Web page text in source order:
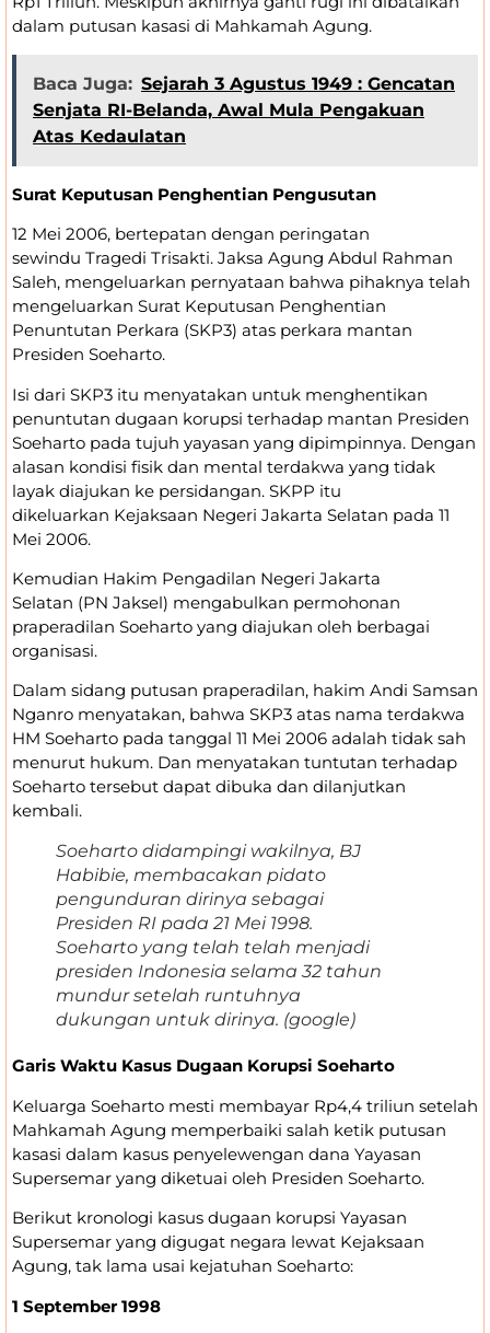
dalam putusan kasasi di Mahkamah Agung.
Baca Juga: Sejarah 3 Agustus 1949 : Gencatan
Senjata RI-Belanda, Awal Mula Pengakuan
Atas Kedaulatan
Surat Keputusan Penghentian Pengusutan
12 Mei 2006, bertepatan dengan peringatan
sewindu Tragedi Trisakti. Jaksa Agung Abdul Rahman
Saleh, mengeluarkan pernyataan bahwa pihaknya telah
mengeluarkan Surat Keputusan Penghentian
Penuntutan Perkara (SKP3) atas perkara mantan
Presiden Soeharto.
Isi dari SKP3 itu menyatakan untuk menghentikan
penuntutan dugaan korupsi terhadap mantan Presiden
Soeharto pada tujuh yayasan yang dipimpinnya. Dengan
alasan kondisi fisik dan mental terdakwa yang tidak
layak diajukan ke persidangan. SKPP itu
dikeluarkan Kejaksaan Negeri Jakarta Selatan pada 11
Mei 2006.
Kemudian Hakim Pengadilan Negeri Jakarta
Selatan (PN Jaksel) mengabulkan permohonan
praperadilan Soeharto yang diajukan oleh berbagai
organisasi.
Dalam sidang putusan praperadilan, hakim Andi Samsan
Nganro menyatakan, bahwa SKP3 atas nama terdakwa
HM Soeharto pada tanggal 11 Mei 2006 adalah tidak sah
menurut hukum. Dan menyatakan tuntutan terhadap
Soeharto tersebut dapat dibuka dan dilanjutkan
kembali.
Soeharto didampingi wakilnya, BJ
Habibie, membacakan pidato
pengunduran dirinya sebagai
Presiden RI pada 21 Mei 1998.
Soeharto yang telah telah menjadi
presiden Indonesia selama 32 tahun
mundur setelah runtuhnya
dukungan untuk dirinya. (google)
Garis Waktu Kasus Dugaan Korupsi Soeharto
Keluarga Soeharto mesti membayar Rp4,4 triliun setelah
Mahkamah Agung memperbaiki salah ketik putusan
kasasi dalam kasus penyelewengan dana Yayasan
Supersemar yang diketuai oleh Presiden Soeharto.
Berikut kronologi kasus dugaan korupsi Yayasan
Supersemar yang digugat negara lewat Kejaksaan
Agung, tak lama usai kejatuhan Soeharto:
1 September 1998